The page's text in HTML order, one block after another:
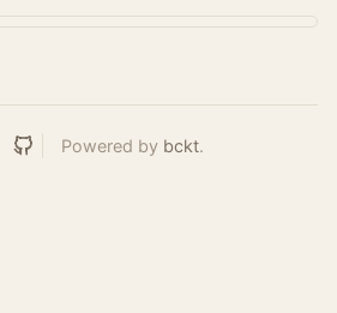
GitHub
Powered by bckt.